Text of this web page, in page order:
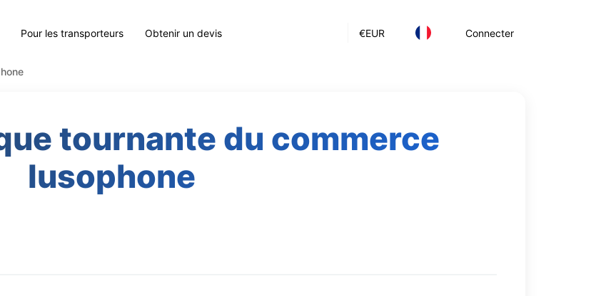
€EUR Connecter
Pour les transporteurs Obtenir un devis
tournante du commerce
lusophone